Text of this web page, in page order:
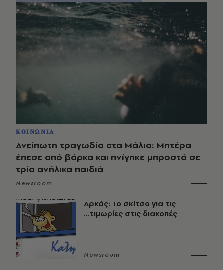
ΚΟΙΝΩΝΙΑ
Ανείπωτη τραγωδία στα Μάλια: Μητέρα
έπεσε από βάρκα και πνίγηκε μπροστά σε
τρία ανήλικα παιδιά
Newsroom
Αρκάς: Το σκίτσο για τις
...τιμωρίες στις διακοπές
Newsroom